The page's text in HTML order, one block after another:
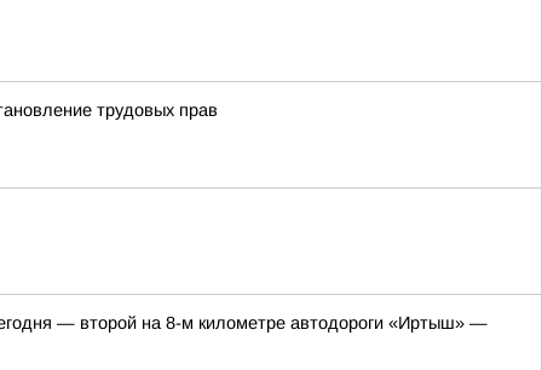
трудовых прав
— второй на 8-м километре автодороги «Иртыш» —